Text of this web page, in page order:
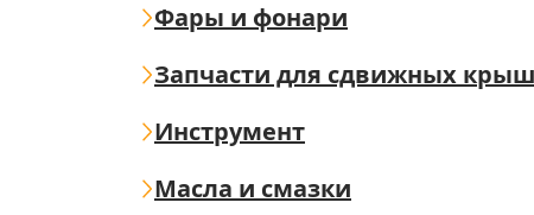
Фары и фонари
Запчасти для сдвижных крыш
Инструмент
Масла и смазки